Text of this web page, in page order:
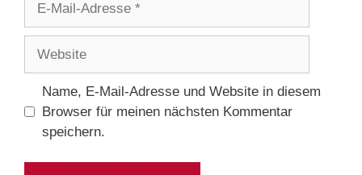
Adresse
Name, E-Mail-Adresse und Website in diesem
Browser für meinen nächsten Kommentar
speichern.